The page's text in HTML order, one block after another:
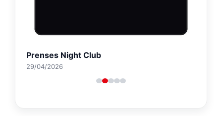
Prenses Night Club
29/04/2026